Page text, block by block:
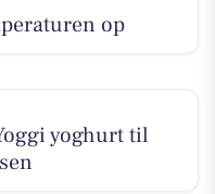
op
yoghurt til